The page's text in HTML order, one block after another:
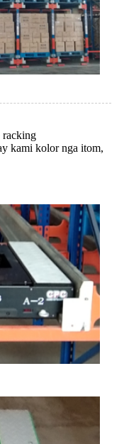
racking
kami kolor nga itom,